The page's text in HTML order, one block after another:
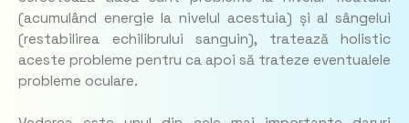
(acumulând energie la nivelul acestuia) și al sângelui
(restabilirea echilibrului sanguin), tratează holistic
aceste probleme pentru ca apoi să trateze eventualele
probleme oculare.